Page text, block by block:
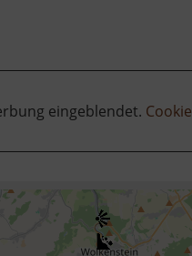
eingeblendet.